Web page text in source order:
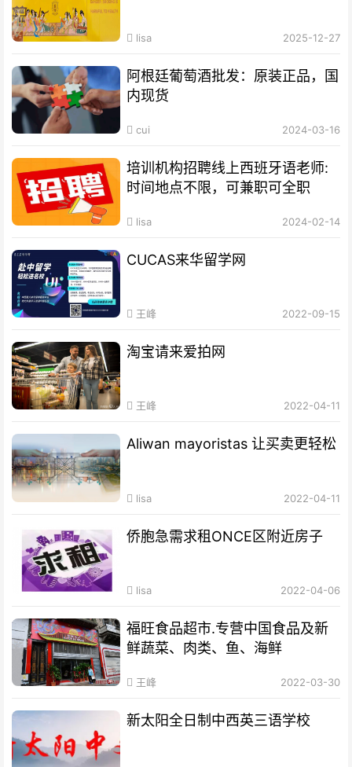
lisa 2025-12-27
阿根廷葡萄酒批发：原装正品，国
内现货
cui 2024-03-16
培训机构招聘线上西班牙语老师:
时间地点不限，可兼职可全职
lisa 2024-02-14
CUCAS来华留学网
王峰 2022-09-15
淘宝请来爱拍网
王峰 2022-04-11
Aliwan mayoristas 让买卖更轻松
lisa 2022-04-11
侨胞急需求租ONCE区附近房子
lisa 2022-04-06
福旺食品超市.专营中国食品及新
鲜蔬菜、肉类、鱼、海鲜
王峰 2022-03-30
新太阳全日制中西英三语学校